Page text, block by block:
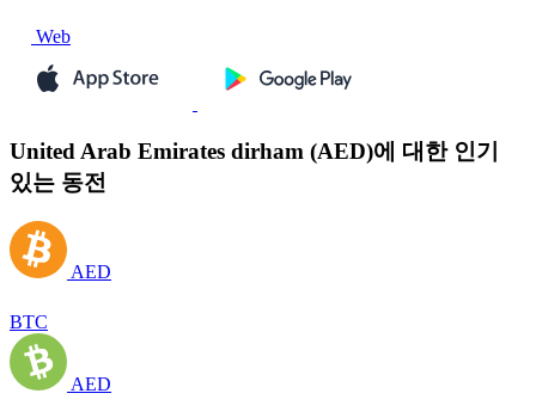
Web
United Arab Emirates dirham (AED)에 대한 인기
있는 동전
AED
BTC
AED